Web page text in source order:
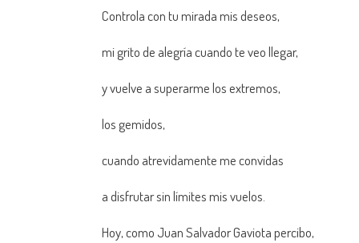
Controla con tu mirada mis deseos,
mi grito de alegría cuando te veo llegar,
y vuelve a superarme los extremos,
los gemidos,
cuando atrevidamente me convidas
a disfrutar sin límites mis vuelos.
Hoy, como Juan Salvador Gaviota percibo,